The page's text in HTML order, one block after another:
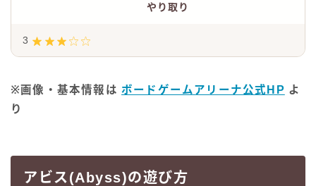
やり取り
3
※画像・基本情報は ボードゲームアリーナ公式HP よ
り
アビス(Abyss)の遊び方